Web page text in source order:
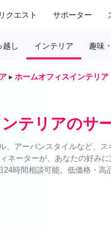
リクエスト サポーター
越し インテリア 趣味
▸ ホームオフィスインテリア
テリアのサ
、アーバンスタイルなど、ス
ネーターが、あなたの好み
24時間相談可能。低価格・高